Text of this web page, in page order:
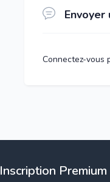
Envoyer
Connectez-vous
Inscription Premium